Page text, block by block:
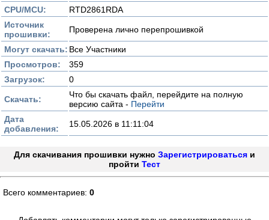
CPU/MCU:
RTD2861RDA
Источник
прошивки:
Проверена лично перепрошивкой
Могут скачать: Все Участники
Просмотров:
359
Загрузок:
0
Скачать:
Что бы скачать файл, перейдите на полную
версию сайта - Перейти
Дата
добавления:
15.05.2026 в 11:11:04
Для скачивания прошивки нужно Зарегистрироваться и
пройти Тест
Всего комментариев: 0